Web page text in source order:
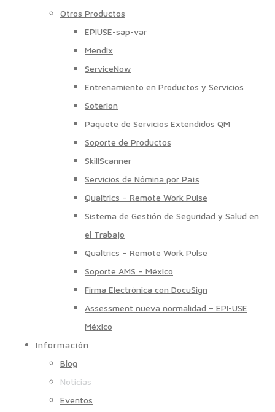
Otros Productos
EPIUSE-sap-var
Mendix
ServiceNow
Entrenamiento en Productos y Servicios
Soterion
Paquete de Servicios Extendidos QM
Soporte de Productos
SkillScanner
Servicios de Nómina por País
Qualtrics – Remote Work Pulse
Sistema de Gestión de Seguridad y Salud en
el Trabajo
Qualtrics – Remote Work Pulse
Soporte AMS – México
Firma Electrónica con DocuSign
Assessment nueva normalidad – EPI-USE
México
Información
Blog
Noticias
Eventos